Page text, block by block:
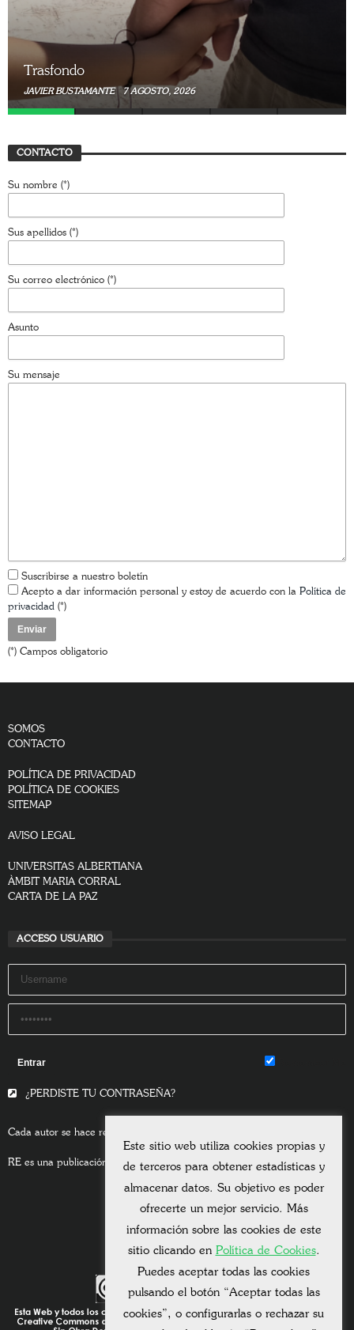
Trasfondo
JAVIER BUSTAMANTE 7 AGOSTO, 2026
CONTACTO
Su nombre (*)
Sus apellidos (*)
Su correo electrónico (*)
Asunto
Su mensaje
Suscribirse a nuestro boletín
Acepto a dar información personal y estoy de acuerdo con la Política de
privacidad (*)
(*) Campos obligatorio
SOMOS
CONTACTO
POLÍTICA DE PRIVACIDAD
POLÍTICA DE COOKIES
SITEMAP
AVISO LEGAL
UNIVERSITAS ALBERTIANA
ÀMBIT MARIA CORRAL
CARTA DE LA PAZ
ACCESO USUARIO
¿PERDISTE TU CONTRASEÑA?
Cada autor se hace responsable del contenido de sus escritos.
RE es una publicación asociada a la Universitas Albertiana.
Este sitio web utiliza cookies propias y
de terceros para obtener estadísticas y
almacenar datos. Su objetivo es poder
ofrecerte un mejor servicio. Más
información sobre las cookies de este
sitio clicando en Política de Cookies.
Puedes aceptar todas las cookies
pulsando el botón “Aceptar todas las
cookies”, o configurarlas o rechazar su